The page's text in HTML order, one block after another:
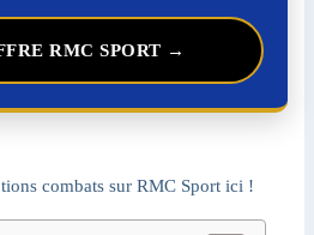
RMC SPORT →
combats sur RMC Sport ici !